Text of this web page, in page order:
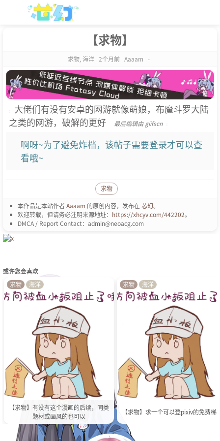
【求物】
求物, 海洋 2个月前 Aaaam -
大佬们有没有安卓的网游就像萌娘，布魔斗罗大陆
之类的网游，破解的更好
最后编辑由 giifscn
啊呀~为了避免炸档，该帖子需要登录才可以查
看哦~
求物
本作品是本站作者Aaaam 的原创内容，发布在芯幻。
欢迎转载，但请务必注明来源地址： https://xhcyv.com/442202。
DMCA / Report Contact：admin@neoacg.com
或许您会喜欢
【求物】有没有这个漫画的后续，同类
题材或画风的也可以
求物 海洋
【求物】求一个可以登pixiv的免费梯
求物 海洋